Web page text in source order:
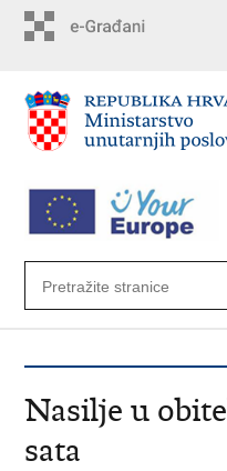
Nasilje u
sata